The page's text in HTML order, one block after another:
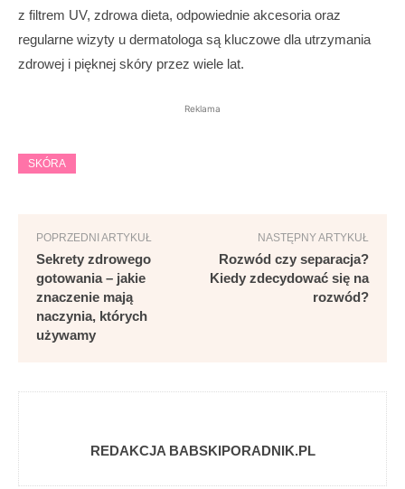
z filtrem UV, zdrowa dieta, odpowiednie akcesoria oraz
regularne wizyty u dermatologa są kluczowe dla utrzymania
zdrowej i pięknej skóry przez wiele lat.
Reklama
SKÓRA
POPRZEDNI ARTYKUŁ
Sekrety zdrowego
gotowania – jakie
znaczenie mają
naczynia, których
używamy
NASTĘPNY ARTYKUŁ
Rozwód czy separacja?
Kiedy zdecydować się na
rozwód?
REDAKCJA BABSKIPORADNIK.PL